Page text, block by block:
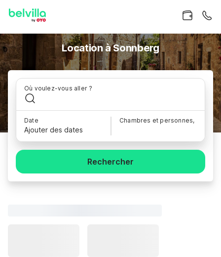
Location à Sonnberg
Où voulez-vous aller ?
Date
Ajouter des dates
Chambres et personnes,
Rechercher